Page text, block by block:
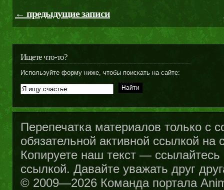
← предыдущие записи
Ищете что-то?
Используйте форму ниже, чтобы поискать на сайте:
Перепечатка материалов только с
обязательной активной ссылкой на
Копируете наш текст —
ссылкой. Давайте уважать друг
© 2009—2026 Команда портала